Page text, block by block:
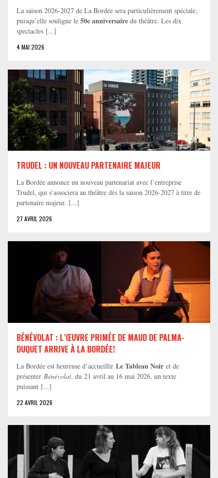
La saison 2026-2027 de La Bordée sera particulièrement spéciale,
puisqu’elle souligne le 50e anniversaire du théâtre. Les dix
spectacles [...]
4 MAI 2026
TRUDEL : UN NOUVEAU PARTENAIRE MAJEUR
La Bordée annonce un nouveau partenariat avec l’entreprise
Trudel, qui s’associera au théâtre dès la saison 2026-2027 à titre de
partenaire majeur. [...]
27 AVRIL 2026
BÉNÉVOLAT : L’ŒUVRE PRIMÉE DE MAUD DE PALMA-
DUQUET ARRIVE À LA BORDÉE!
La Bordée est heureuse d’accueillir Le Tableau Noir et de
présenter Bénévolat, du 21 avril au 16 mai 2026, un texte
puissant [...]
22 AVRIL 2026